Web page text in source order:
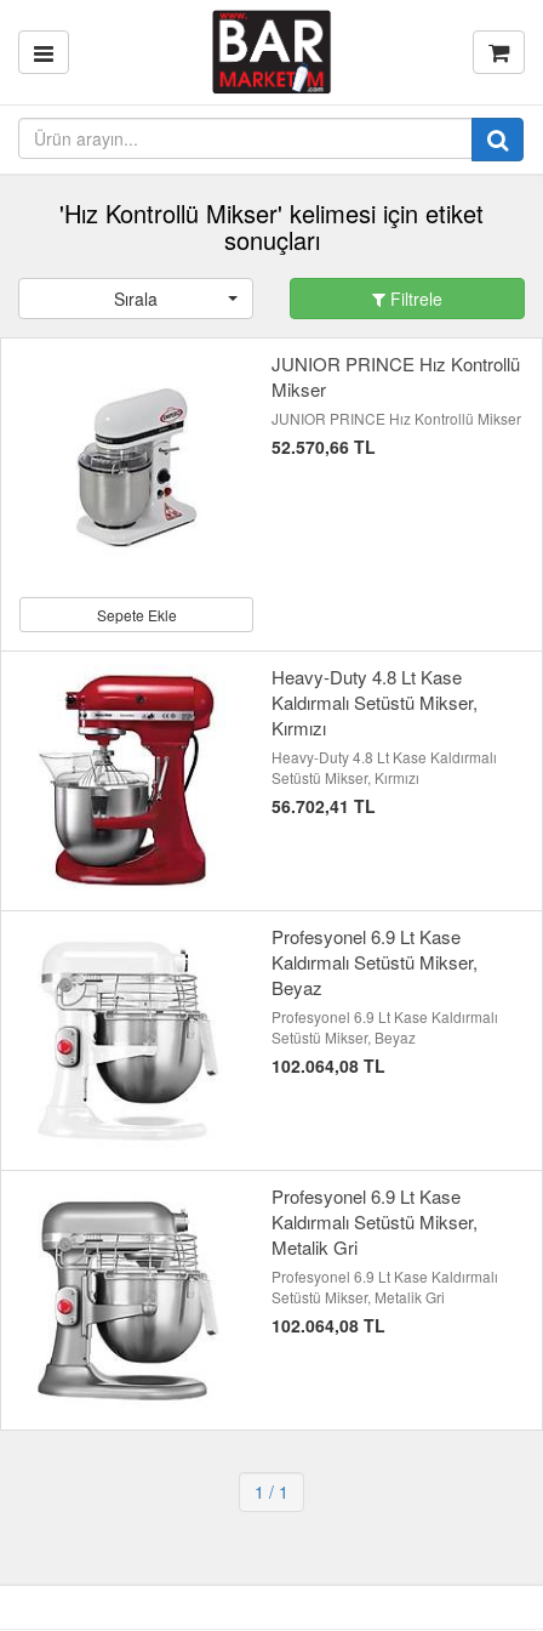
'Hız Kontrollü Mikser' kelimesi için etiket
sonuçları
Sırala Filtrele
Sepete Ekle
JUNIOR PRINCE Hız Kontrollü
Mikser
JUNIOR PRINCE Hız Kontrollü Mikser
52.570,66 TL
Heavy-Duty 4.8 Lt Kase
Kaldırmalı Setüstü Mikser,
Kırmızı
Heavy-Duty 4.8 Lt Kase Kaldırmalı
Setüstü Mikser, Kırmızı
56.702,41 TL
Profesyonel 6.9 Lt Kase
Kaldırmalı Setüstü Mikser,
Beyaz
Profesyonel 6.9 Lt Kase Kaldırmalı
Setüstü Mikser, Beyaz
102.064,08 TL
Profesyonel 6.9 Lt Kase
Kaldırmalı Setüstü Mikser,
Metalik Gri
Profesyonel 6.9 Lt Kase Kaldırmalı
Setüstü Mikser, Metalik Gri
102.064,08 TL
1 / 1